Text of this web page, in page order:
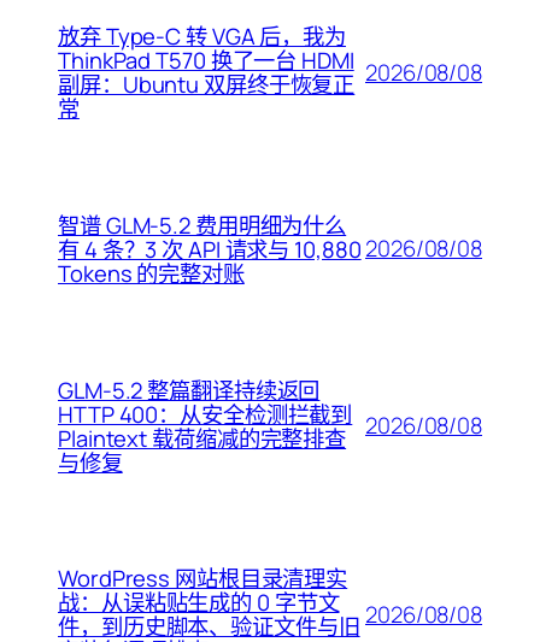
放弃 Type-C 转 VGA 后，我为
ThinkPad T570 换了一台 HDMI
副屏：Ubuntu 双屏终于恢复正
常
2026/08/08
智谱 GLM-5.2 费用明细为什么
有 4 条？3 次 API 请求与 10,880
Tokens 的完整对账
2026/08/08
GLM-5.2 整篇翻译持续返回
HTTP 400：从安全检测拦截到
Plaintext 载荷缩减的完整排查
与修复
2026/08/08
WordPress 网站根目录清理实
战：从误粘贴生成的 0 字节文
件，到历史脚本、验证文件与旧 2026/08/08